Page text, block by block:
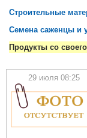
Строительные
Семена саженцы и
Продукты со
29 июля 08:25